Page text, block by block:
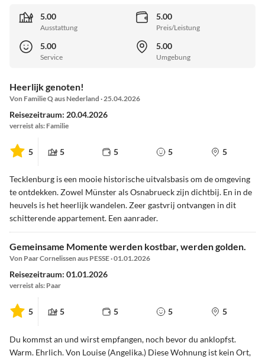
5.00
Ausstattung
5.00
Preis/Leistung
5.00
Service
5.00
Umgebung
Heerlijk genoten!
Von Familie Q aus Nederland · 25.04.2026
Reisezeitraum: 20.04.2026
verreist als: Familie
5 5 5 5 5
Tecklenburg is een mooie historische uitvalsbasis om de omgeving
te ontdekken. Zowel Münster als Osnabrueck zijn dichtbij. En in de
heuvels is het heerlijk wandelen. Zeer gastvrij ontvangen in dit
schitterende appartement. Een aanrader.
Gemeinsame Momente werden kostbar, werden golden.
Von Paar Cornelissen aus PESSE · 01.01.2026
Reisezeitraum: 01.01.2026
verreist als: Paar
5 5 5 5 5
Du kommst an und wirst empfangen, noch bevor du anklopfst.
Warm. Ehrlich. Von Louise (Angelika.) Diese Wohnung ist kein Ort,